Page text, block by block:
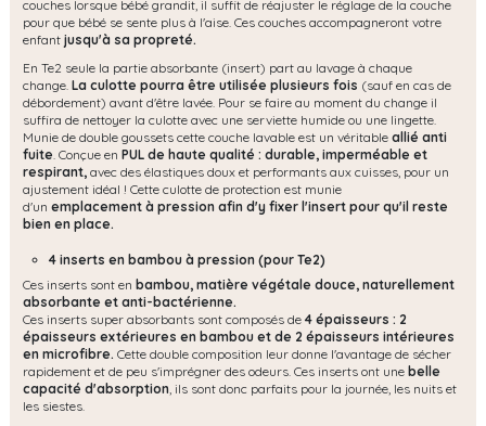
couches lorsque bébé grandit, il suffit de réajuster le réglage de la couche
pour que bébé se sente plus à l'aise. Ces couches accompagneront votre
enfant jusqu'à sa propreté.
En Te2 seule la partie absorbante (insert) part au lavage à chaque
change. La culotte pourra être utilisée plusieurs fois (sauf en cas de
débordement) avant d'être lavée. Pour se faire au moment du change il
suffira de nettoyer la culotte avec une serviette humide ou une lingette.
Munie de double goussets cette couche lavable est un véritable allié anti
fuite . Conçue en PUL de haute qualité : durable, imperméable et
respirant, avec des élastiques doux et performants aux cuisses, pour un
ajustement idéal ! Cette culotte de protection est munie
d'un emplacement à pression afin d'y fixer l'insert pour qu'il reste
bien en place.
4 inserts en bambou à pression (pour Te2)
Ces inserts sont en bambou, matière végétale douce, naturellement
absorbante et anti-bactérienne.
Ces inserts super absorbants sont composés de 4 épaisseurs : 2
épaisseurs extérieures en bambou et de 2 épaisseurs intérieures
en microfibre. Cette double composition leur donne l'avantage de sécher
rapidement et de peu s'imprégner des odeurs. Ces inserts ont une belle
capacité d'absorption , ils sont donc parfaits pour la journée, les nuits et
les siestes.